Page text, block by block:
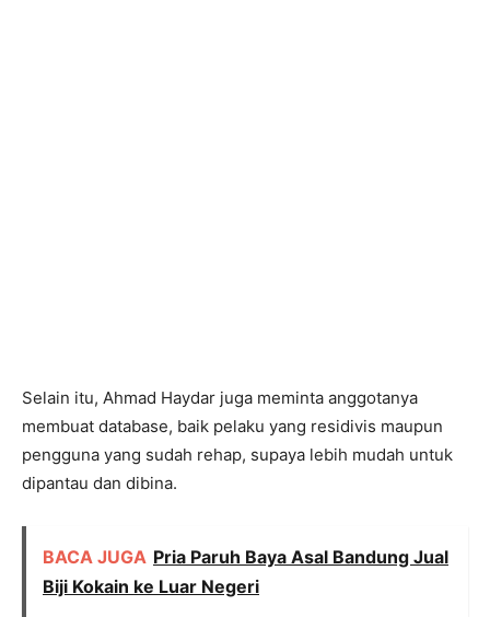
Selain itu, Ahmad Haydar juga meminta anggotanya
membuat database, baik pelaku yang residivis maupun
pengguna yang sudah rehap, supaya lebih mudah untuk
dipantau dan dibina.
BACA JUGA Pria Paruh Baya Asal Bandung Jual
Biji Kokain ke Luar Negeri